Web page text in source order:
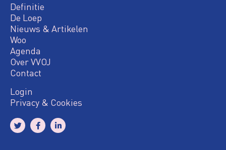
Definitie
De Loep
Nieuws & Artikelen
Woo
Agenda
Over VVOJ
Contact
Login
Privacy & Cookies